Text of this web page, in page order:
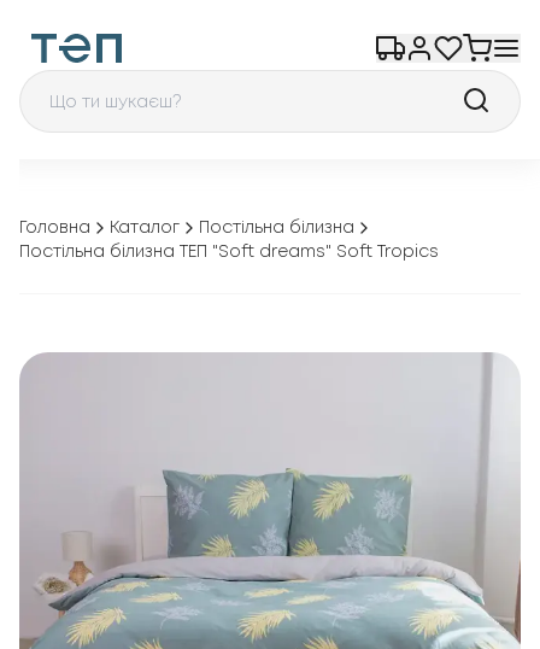
Головна Каталог
Постільна білизна
Постільна білизна ТЕП "Soft dreams" Soft Tropics